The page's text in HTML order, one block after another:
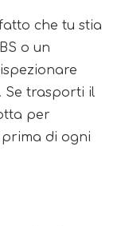
che tu stia
o un
trasporti il
per
di ogni